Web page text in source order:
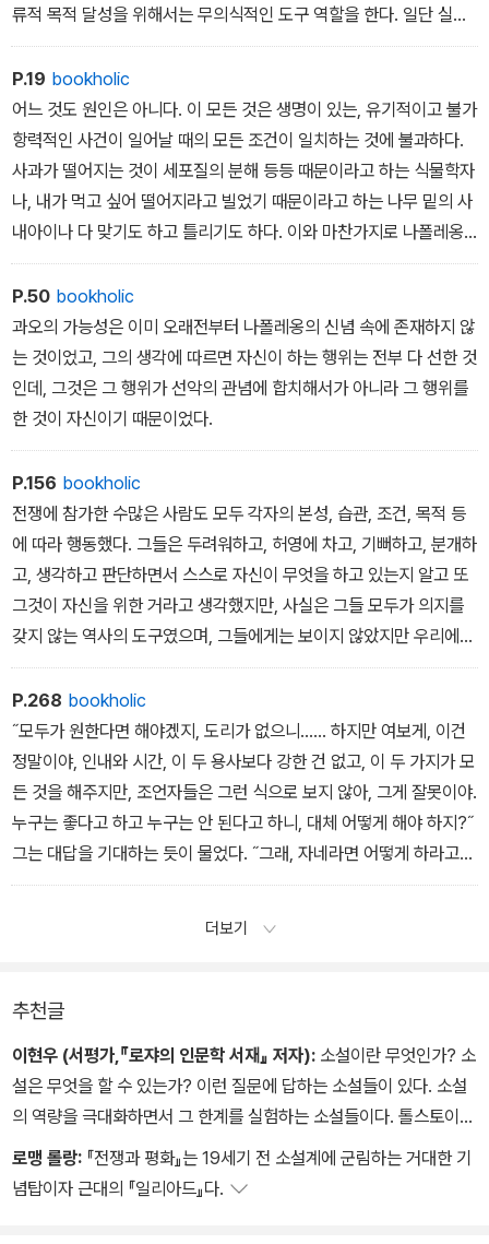
류적 목적 달성을 위해서는 무의식적인 도구 역할을 한다. 일단 실행
된 행위는 돌이키지 못하고, 시간의 흐름 속에서 다른 이의 무수한 행
위와 합쳐지며 역사적 의미를 띠게 된다. 인간은 사회적 단계의 높은
곳에 설수록, 더 많은 사람과 관계를 맺을수록 다른 사람에 대해 더 큰
권력을 갖게 되고, 또 개개 행동의 숙명과 필연성이 더 명백해진다.
P.19 bookholic
어느 것도 원인은 아니다. 이 모든 것은 생명이 있는, 유기적이고 불가
항력적인 사건이 일어날 때의 모든 조건이 일치하는 것에 불과하다.
사과가 떨어지는 것이 세포질의 분해 등등 때문이라고 하는 식물학자
나, 내가 먹고 싶어 떨어지라고 빌었기 때문이라고 하는 나무 밑의 사
내아이나 다 맞기도 하고 틀리기도 하다. 이와 마찬가지로 나폴레옹
이 모스크바에 간 것은 그가 그것을 바랐기 때문이고, 그가 패망한 것
은 알렉산드르가 그의 패망을 바랐기 때문이라고 말하는 사람은, 갱
도가 뚫려 몇만 푸드나 되는 산이 무너지는 것이 마지막 갱부의 마지
막 곡괭이질 때문이라고 말하는 사람처럼 옳기도 하고 옳지 않기도
한 것이다. 역사상의 사건에서 이른바 위인이라 불리는 사람들은 그
사건에 명칭을 부여하는 라벨이며, 원래 라벨이라는 것이 그렇듯 사
건 그 자체와는 가장 관계가 적다.
P.50 bookholic
과오의 가능성은 이미 오래전부터 나폴레옹의 신념 속에 존재하지 않
는 것이었고, 그의 생각에 따르면 자신이 하는 행위는 전부 다 선한 것
인데, 그것은 그 행위가 선악의 관념에 합치해서가 아니라 그 행위를
한 것이 자신이기 때문이었다.
P.156 bookholic
전쟁에 참가한 수많은 사람도 모두 각자의 본성, 습관, 조건, 목적 등
에 따라 행동했다. 그들은 두려워하고, 허영에 차고, 기뻐하고, 분개하
고, 생각하고 판단하면서 스스로 자신이 무엇을 하고 있는지 알고 또
그것이 자신을 위한 거라고 생각했지만, 사실은 그들 모두가 의지를
갖지 않는 역사의 도구였으며, 그들에게는 보이지 않았지만 우리에게
는 이해가 될 일을 하고 있었다. 그것이 실제로 활동하는 모든 인간에
게 주어지는 불변의 운명이고, 인간 사회에서 계급이 높을수록 자유
는 줄어든다.
P.268 bookholic
˝모두가 원한다면 해야겠지, 도리가 없으니…… 하지만 여보게, 이건
정말이야, 인내와 시간, 이 두 용사보다 강한 건 없고, 이 두 가지가 모
든 것을 해주지만, 조언자들은 그런 식으로 보지 않아, 그게 잘못이야.
누구는 좋다고 하고 누구는 안 된다고 하니, 대체 어떻게 해야 하지?˝
그는 대답을 기대하는 듯이 물었다. ˝그래, 자네라면 어떻게 하라고
하겠나?˝ 그는 깊고 총명한 빛을 띤 눈을 반짝이며 다시 물었다. ˝어
라.˝ 그는 잠시 사이를 두었다가 말했다.
더보기
추천글
이현우 (서평가,『로쟈의 인문학 서재』 저자): 소설이란 무엇인가? 소
설은 무엇을 할 수 있는가? 이런 질문에 답하는 소설들이 있다. 소설
의 역량을 극대화하면서 그 한계를 실험하는 소설들이다. 톨스토이의
『전쟁과 평화』가 바로 그런 소설이다. 아니 이 대작은 거기서도 한걸
음 더 나아간다. 러시아란 무엇인가라는 물음에 답하면서 동시에 역
로맹 롤랑: 『전쟁과 평화』는 19세기 전 소설계에 군림하는 거대한 기
념탑이자 근대의 『일리아드』다.